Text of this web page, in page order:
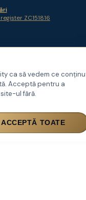
ZC151816
ca să vedem ce
Acceptă pentru a
ul fără.
ACCEPTĂ TOATE